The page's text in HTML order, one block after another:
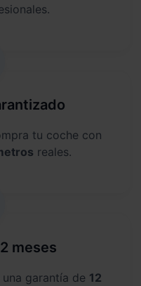
tu coche con
reales.
meses
garantía de 12